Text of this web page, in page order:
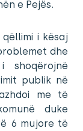
e Pejës.
i kësaj
dhe
shoqërojnë
publik në
me të
duke
6 mujore të